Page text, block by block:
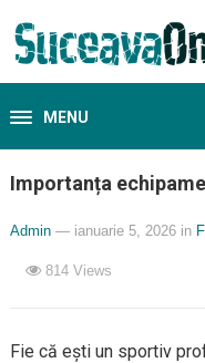
MENU
Importanța
Admin — ianuarie 5, 2026 in
814Views
Fie că ești un sportiv